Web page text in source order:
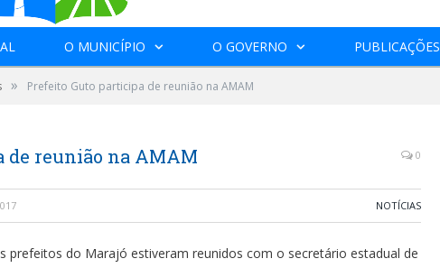
O MUNICÍPIO O GOVERNO PUBLICAÇÕES
» Prefeito Guto participa de reunião na AMAM
de reunião na AMAM 0
NOTÍCIAS
prefeitos do Marajó estiveram reunidos com o secretário estadual de